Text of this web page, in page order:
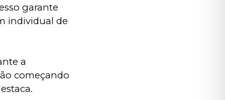
garante
individual de
a
começando